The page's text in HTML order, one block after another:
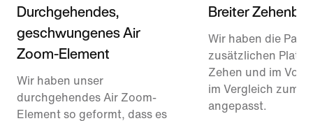
Durchgehendes,
geschwungenes Air
Zoom-Element
Wir haben unser
durchgehendes Air Zoom-
Element so geformt, dass es
Breiter
Wir haben die
zusätzlichen Platz
Zehen und im
im Vergleich zum
angepasst.